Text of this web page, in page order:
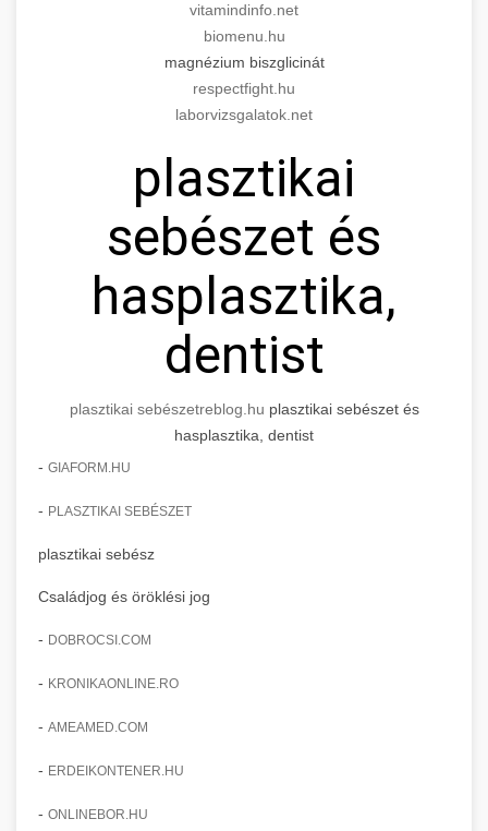
vitamindinfo.net
biomenu.hu
magnézium biszglicinát
respectfight.hu
laborvizsgalatok.net
plasztikai
sebészet és
hasplasztika,
dentist
plasztikai sebészetreblog.hu plasztikai sebészet és
hasplasztika, dentist
- GIAFORM.HU
- PLASZTIKAI SEBÉSZET
plasztikai sebész
Családjog és öröklési jog
- DOBROCSI.COM
- KRONIKAONLINE.RO
- AMEAMED.COM
- ERDEIKONTENER.HU
- ONLINEBOR.HU